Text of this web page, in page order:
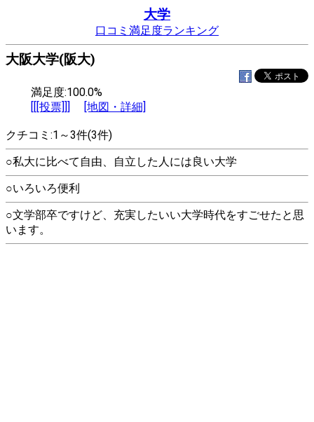
大学
口コミ満足度ランキング
大阪大学(阪大)
満足度:100.0%
[[[投票]]]
[地図・詳細]
クチコミ:1～3件(3件)
○私大に比べて自由、自立した人には良い大学
○いろいろ便利
○文学部卒ですけど、充実したいい大学時代をすごせたと思
います。